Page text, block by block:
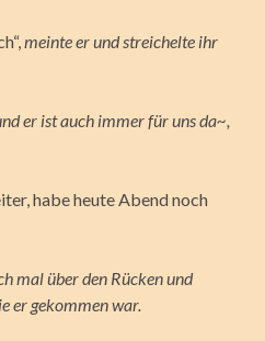
meinte er und streichelte ihr
er ist auch immer für uns da~,
habe heute Abend noch
mal über den Rücken und
er gekommen war.